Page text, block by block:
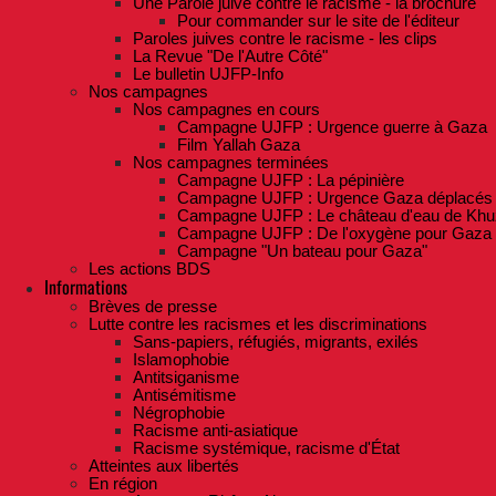
Pour commander sur le site de l'éditeur
Paroles juives contre le racisme - les clips
La Revue "De l'Autre Côté"
Le bulletin UJFP-Info
Nos campagnes
Nos campagnes en cours
Campagne UJFP : Urgence guerre à Gaza
Film Yallah Gaza
Nos campagnes terminées
Campagne UJFP : La pépinière
Campagne UJFP : Urgence Gaza déplacés
Campagne UJFP : Le château d'eau de
Campagne UJFP : De l'oxygène pour Gaza
Campagne "Un bateau pour Gaza"
Les actions BDS
Informations
Brèves de presse
Lutte contre les racismes et les discriminations
Sans-papiers, réfugiés, migrants, exilés
Islamophobie
Antitsiganisme
Antisémitisme
Négrophobie
Racisme anti-asiatique
Racisme systémique, racisme d'État
Atteintes aux libertés
En région